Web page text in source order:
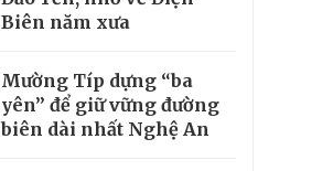
Biên năm xưa
Mường Típ dựng “ba
yên” để giữ vững đường
biên dài nhất Nghệ An